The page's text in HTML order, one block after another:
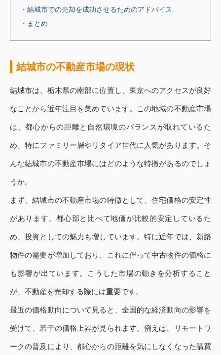
・結城市での売却を成功させるためのアドバイス
・まとめ
結城市の不動産市場の現状
結城市は、栃木県の南部に位置し、東京へのアクセスが良好
なことから近年注目を集めています。この地域の不動産市場
は、都心からの距離と自然環境のバランスが取れているた
め、特にファミリー層やリタイア世代に人気があります。そ
んな結城市の不動産市場にはどのような特徴があるのでしょ
うか。
まず、結城市の不動産市場の特徴として、住宅価格の安定性
があります。都心部と比べて地価が比較的安定しているた
め、投資としての魅力も増しています。特に近年では、新築
物件の需要が増加しており、これに伴って中古物件の価格に
も影響が出ています。こうした市場の動きを分析すること
が、不動産を売却する際には重要です。
最近の価格動向について見ると、全国的な経済動向の影響を
受けて、若干の価格上昇が見られます。例えば、リモートワ
ークの普及により、都心からの距離を気にしなくなった購買